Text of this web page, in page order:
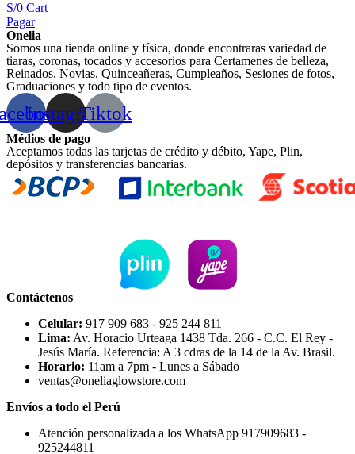
S/0 Cart
Pagar
Onelia
Somos una tienda online y física, donde encontraras variedad de
tiaras, coronas, tocados y accesorios para Certamenes de belleza,
Reinados, Novias, Quinceañeras, Cumpleaños, Sesiones de fotos,
Graduaciones y todo tipo de eventos.
InstagramTiktok
Médios de pago
Aceptamos todas las tarjetas de crédito y débito, Yape, Plin,
depósitos y transferencias bancarias.
Contáctenos
Celular: 917 909 683 - 925 244 811
Lima: Av. Horacio Urteaga 1438 Tda. 266 - C.C. El Rey -
Jesús María. Referencia: A 3 cdras de la 14 de la Av. Brasil.
Horario: 11am a 7pm - Lunes a Sábado
ventas@oneliaglowstore.com
Envíos a todo el Perú
Atención personalizada a los WhatsApp 917909683 -
925244811